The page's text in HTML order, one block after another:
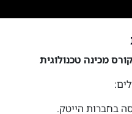
מכינה טכנולוגית
בחברות הייטק.